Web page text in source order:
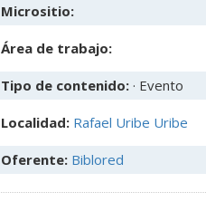
Micrositio:
Área de trabajo:
Tipo de contenido: · Evento
Localidad: Rafael Uribe Uribe
Oferente: Biblored